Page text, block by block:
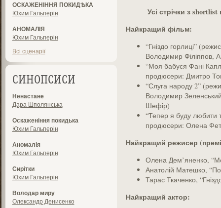
ОСКАЖЕНІННЯ ПОКИДѢКА
Юхим Гальперін
АНОМАЛІЯ
Юхим Гальперін
Всі сценарії
СИНОПСИСИ
Ненастане
Дара Шполянська
Оскаженіння покидька
Юхим Гальперін
Аномалія
Юхим Гальперін
Сирітки
Юхим Гальперін
Володар миру
Олександр Денисенко
Усі стрічки з
Найкращий фільм:
“Гніздо горлиці”
Володимир Філіппов,
“Моя бабуся Фані
продюсери: Дмитро
“Слуга народу 2”
Володимир
Шефір)
“Тепер я буду
продюсери: Олена
Найкращий режисер
Олена Дем’яненко,
Анатолій Матешко,
Тарас Ткаченко,
Найкращий актор: